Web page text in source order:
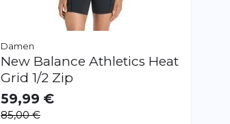
Damen
New Balance Athletics Heat
Grid 1/2 Zip
VERFÜGBAR
XSML
59,99 €
85,00 €